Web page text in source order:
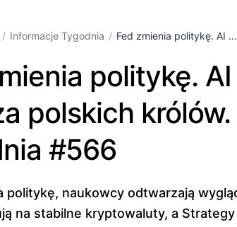
Informacje Tygodnia Fed zmienia politykę. AI ...
politykę.
polskich
#566
politykę, naukowcy odtwarzają
na stabilne kryptowaluty, a